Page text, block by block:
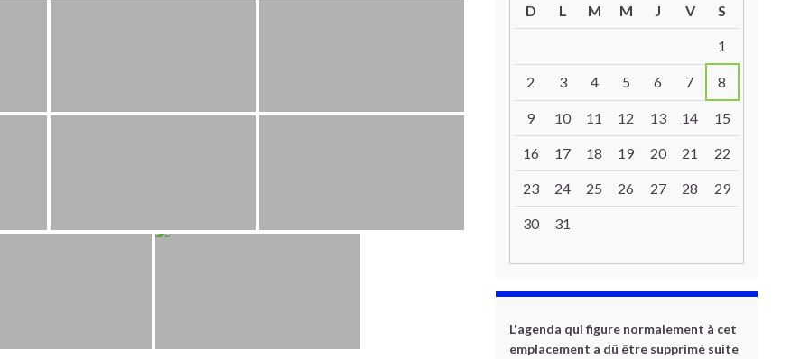
D L M M J V S
1
2 3 4 5 6 7 8
9 10 11 12 13 14 15
16 17 18 19 20 21 22
23 24 25 26 27 28 29
30 31
L'agenda qui figure normalement à cet
emplacement a dû être supprimé suite